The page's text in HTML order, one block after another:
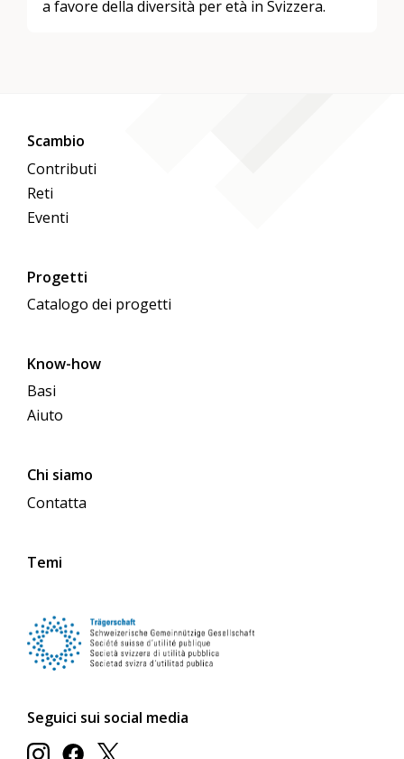
a favore della diversità per età in Svizzera.
Scambio
Contributi
Reti
Eventi
Progetti
Catalogo dei progetti
Know-how
Basi
Aiuto
Chi siamo
Contatta
Temi
Seguici sui social media